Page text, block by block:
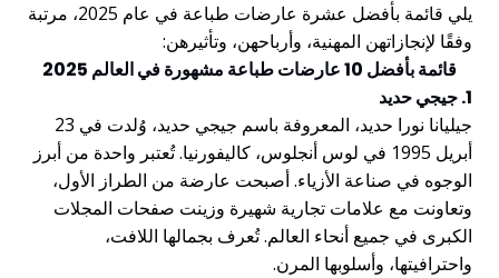
يلي قائمة بأفضل عشرة عارضات طباعة في عام 2025، مرتبة
وفقًا لإنجازاتهن المهنية، وأرباحهن، وتأثيرهن:
قائمة بأفضل 10 عارضات طباعة مشهورة في العالم 2025
1. جيجي حديد
جيليانا نورا حديد، المعروفة باسم جيجي حديد، وُلدت في 23
أبريل 1995 في لوس أنجلوس، كاليفورنيا. تُعتبر واحدة من أبرز
الوجوه في صناعة الأزياء. أصبحت عارضة من الطراز الأول،
وتعاونت مع علامات تجارية شهيرة وزينت صفحات المجلات
الكبرى في جميع أنحاء العالم. تُعرف بجمالها اللافت،
واحترافيتها، وأسلوبها المرن.